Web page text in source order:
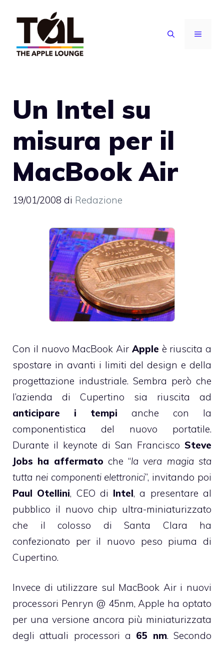
contenuto
MENU
Un Intel su
misura per il
MacBook Air
19/01/2008 di Redazione
Con il nuovo MacBook Air Apple è riuscita a
spostare in avanti i limiti del design e della
progettazione industriale. Sembra però che
l’azienda di Cupertino sia riuscita ad
anticipare i tempi anche con la
componentistica del nuovo portatile.
Durante il keynote di San Francisco Steve
Jobs ha affermato che “la vera magia sta
tutta nei componenti elettronici”, invitando poi
Paul Otellini, CEO di Intel, a presentare al
pubblico il nuovo chip ultra-miniaturizzato
che il colosso di Santa Clara ha
confezionato per il nuovo peso piuma di
Cupertino.
Invece di utilizzare sul MacBook Air i nuovi
processori Penryn @ 45nm, Apple ha optato
per una versione ancora più miniaturizzata
degli attuali processori a 65 nm. Secondo